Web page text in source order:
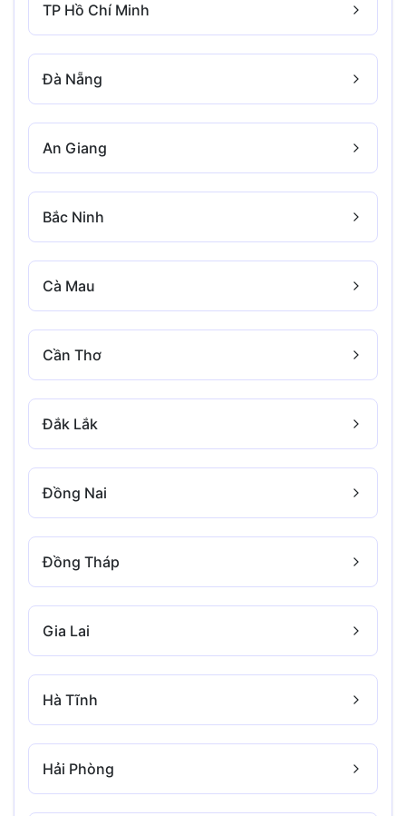
TP Hồ Chí Minh
Đà Nẵng
An Giang
Bắc Ninh
Cà Mau
Cần Thơ
Đắk Lắk
Đồng Nai
Đồng Tháp
Gia Lai
Hà Tĩnh
Hải Phòng